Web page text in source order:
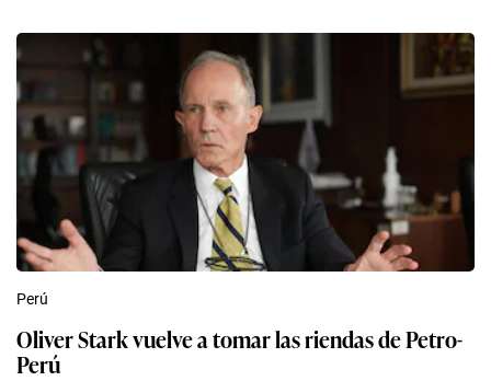
Perú
Oliver Stark vuelve a tomar las riendas de Petro-
Perú